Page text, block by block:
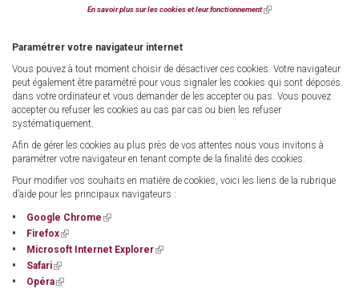
external)
En savoir plus sur les cookies et leur fonctionnement(link
Paramétrer votre navigateur internet
Vous pouvez à tout moment choisir de désactiver ces cookies. Votre navigateur
peut également être paramétré pour vous signaler les cookies qui sont déposés
dans votre ordinateur et vous demander de les accepter ou pas. Vous pouvez
accepter ou refuser les cookies au cas par cas ou bien les refuser
systématiquement.
Afin de gérer les cookies au plus près de vos attentes nous vous invitons à
paramétrer votre navigateur en tenant compte de la finalité des cookies.
Pour modifier vos souhaits en matière de cookies, voici les liens de la rubrique
d’aide pour les principaux navigateurs :
Google Chrome (link
external)
Firefox(link
is
external)
Microsoft Internet Explorer(link
Safari(link
is
Opéra(link